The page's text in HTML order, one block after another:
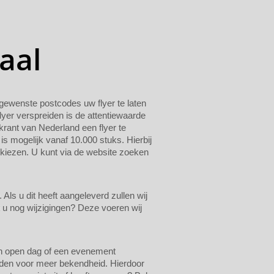
postcodes uw flyer te laten
verspreiden is de attentiewaarde
van Nederland een flyer te
mogelijk vanaf 10.000 stuks. Hierbij
U kunt via de website zoeken
u dit heeft aangeleverd zullen wij
nog wijzigingen? Deze voeren wij
open dag of een evenement
voor meer bekendheid. Hierdoor